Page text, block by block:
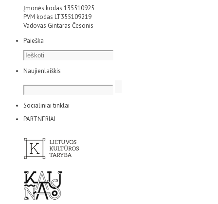
Įmonės kodas 135510925
PVM kodas LT355109219
Vadovas Gintaras Česonis
Paieška
Naujienlaiškis
Socialiniai tinklai
PARTNERIAI